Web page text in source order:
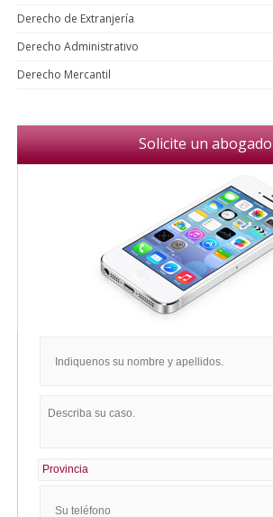
Derecho de Extranjería
Derecho Administrativo
Derecho Mercantil
Solicite un abogado